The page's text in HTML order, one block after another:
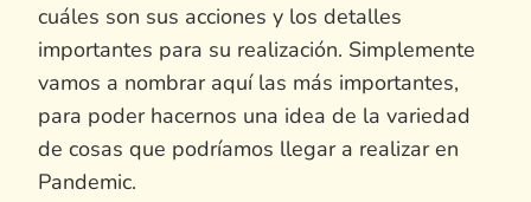
cuáles son sus acciones y los detalles
importantes para su realización. Simplemente
vamos a nombrar aquí las más importantes,
para poder hacernos una idea de la variedad
de cosas que podríamos llegar a realizar en
Pandemic.